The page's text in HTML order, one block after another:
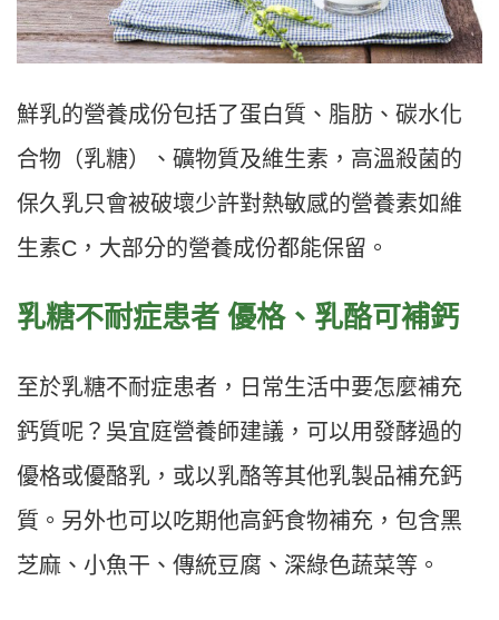
鮮乳的營養成份包括了蛋白質、脂肪、碳水化
合物（乳糖）、礦物質及維生素，高溫殺菌的
保久乳只會被破壞少許對熱敏感的營養素如維
生素C，大部分的營養成份都能保留。
乳糖不耐症患者 優格、乳酪可補鈣
至於乳糖不耐症患者，日常生活中要怎麼補充
鈣質呢？吳宜庭營養師建議，可以用發酵過的
優格或優酪乳，或以乳酪等其他乳製品補充鈣
質。另外也可以吃期他高鈣食物補充，包含黑
芝麻、小魚干、傳統豆腐、深綠色蔬菜等。